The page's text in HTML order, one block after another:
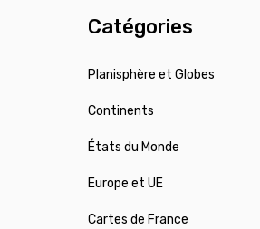
Catégories
Planisphère et Globes
Continents
États du Monde
Europe et UE
Cartes de France